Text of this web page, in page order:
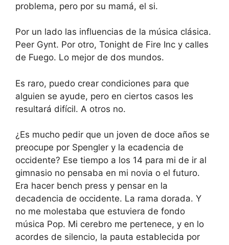
problema, pero por su mamá, el si.
Por un lado las influencias de la música clásica.
Peer Gynt. Por otro, Tonight de Fire Inc y calles
de Fuego. Lo mejor de dos mundos.
Es raro, puedo crear condiciones para que
alguien se ayude, pero en ciertos casos les
resultará difícil. A otros no.
¿Es mucho pedir que un joven de doce años se
preocupe por Spengler y la ecadencia de
occidente? Ese tiempo a los 14 para mi de ir al
gimnasio no pensaba en mi novia o el futuro.
Era hacer bench press y pensar en la
decadencia de occidente. La rama dorada. Y
no me molestaba que estuviera de fondo
música Pop. Mi cerebro me pertenece, y en lo
acordes de silencio, la pauta establecida por